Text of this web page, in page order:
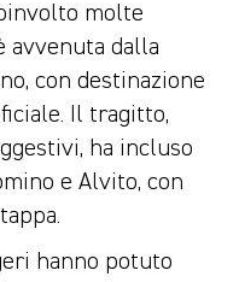
molte
avvenuta dalla
con destinazione
Il tragitto,
ha incluso
e Alvito, con
hanno potuto